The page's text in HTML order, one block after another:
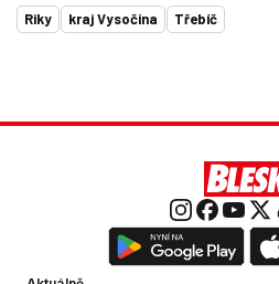
Riky kraj Vysočina Třebíč